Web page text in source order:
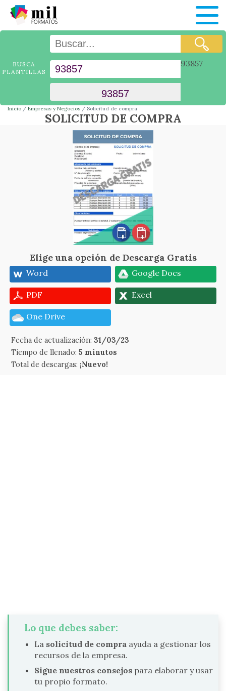
BUSCA
PLANTILLAS
93857
Inicio Empresas y Negocios Solicitud de compra
SOLICITUD DE COMPRA
Elige una opción de Descarga Gratis
Word Google Docs
PDF Excel
One Drive
Fecha de actualización:31/03/23
Tiempo de llenado:5 minutos
Total de descargas: ¡Nuevo!
Lo que debes saber:
La solicitud de compra ayuda a gestionar los
recursos de la empresa.
Sigue nuestros consejos para elaborar y usar
tu propio formato.